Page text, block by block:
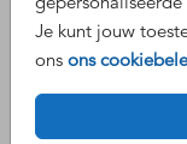
Je kunt jouw
ons ons